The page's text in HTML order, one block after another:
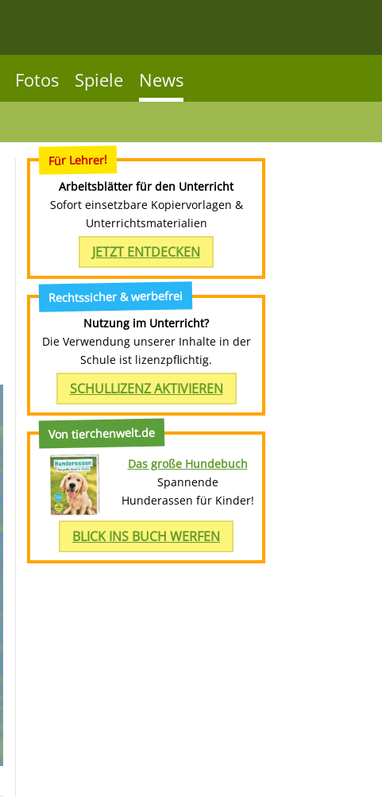
Fotos Spiele News
Für Lehrer!
Arbeitsblätter für den Unterricht
Sofort einsetzbare Kopiervorlagen &
Unterrichtsmaterialien
JETZT ENTDECKEN
Rechtssicher & werbefrei
Nutzung im Unterricht?
Die Verwendung unserer Inhalte in der
Schule ist lizenzpflichtig.
SCHULLIZENZ AKTIVIEREN
Von tierchenwelt.de
Das große Hundebuch
Spannende
Hunderassen für Kinder!
BLICK INS BUCH WERFEN